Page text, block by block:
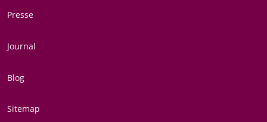
Presse
Journal
Blog
Sitemap